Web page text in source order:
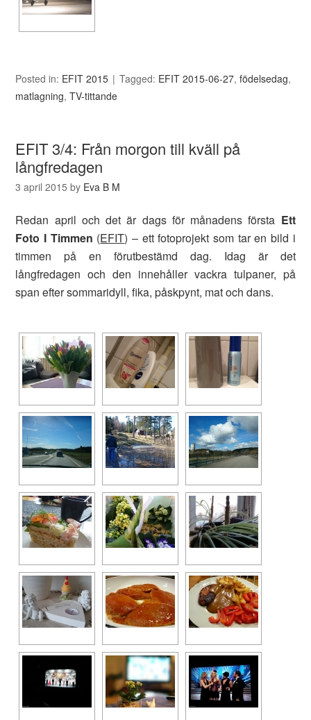
Posted in: EFIT 2015 Tagged: EFIT 2015-06-27,födelsedag,
matlagning,TV-tittande
EFIT 3/4: Från morgon till kväll på
långfredagen
3 april 2015 by Eva B M
Redan april och det är dags för månadens första Ett
Foto I Timmen (EFIT) – ett fotoprojekt som tar en bild i
timmen på en förutbestämd dag. Idag är det
långfredagen och den innehåller vackra tulpaner, på
span efter sommaridyll, fika, påskpynt, mat och dans.